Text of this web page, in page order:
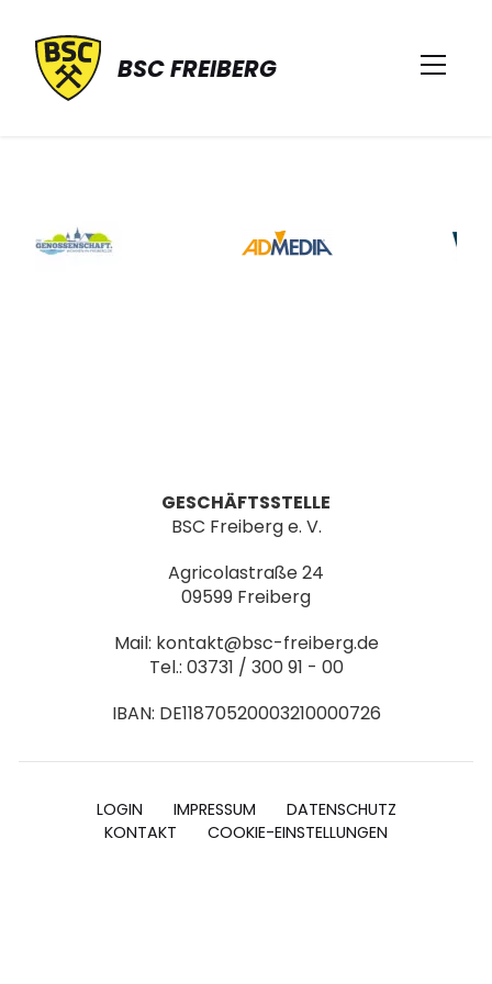
BSC FREIBERG
GESCHÄFTSSTELLE
BSC Freiberg e. V.
Agricolastraße 24
09599 Freiberg
Mail: kontakt@bsc-freiberg.de
Tel.: 03731 / 300 91 - 00
IBAN: DE11870520003210000726
LOGIN IMPRESSUM
DATENSCHUTZ
KONTAKT
COOKIE-EINSTELLUNGEN